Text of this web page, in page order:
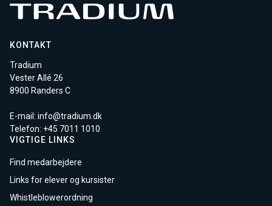
KONTAKT
Tradium
Vester Allé 26
8900 Randers C
E-mail: info@tradium.dk
Telefon: +45 7011 1010
VIGTIGE LINKS
Find medarbejdere
Links for elever og kursister
Whistleblowerordning